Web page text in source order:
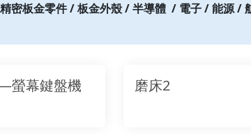
密板金零件 / 板金外殼 / 半導體 / 電子 / 能源 /
螢幕鍵盤機
磨床2